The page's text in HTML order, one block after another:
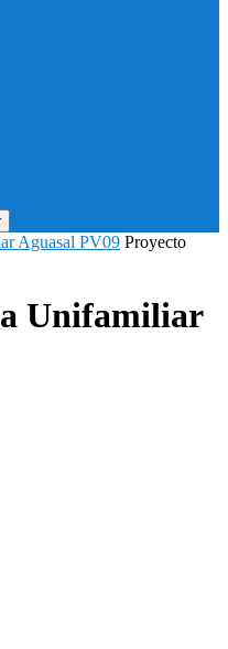
Aguasal PV09 Proyecto
Unifamiliar